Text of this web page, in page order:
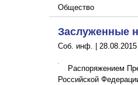
Общество
Заслуженные
Соб. инф. | 28.08.2015
Распоряжением
Российской